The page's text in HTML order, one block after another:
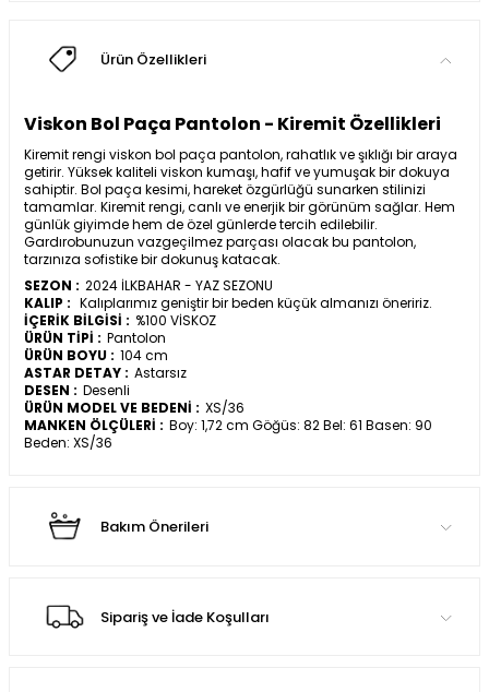
Ürün Özellikleri
Viskon Bol Paça Pantolon - Kiremit Özellikleri
Kiremit rengi viskon bol paça pantolon, rahatlık ve şıklığı bir araya
getirir. Yüksek kaliteli viskon kumaşı, hafif ve yumuşak bir dokuya
sahiptir. Bol paça kesimi, hareket özgürlüğü sunarken stilinizi
tamamlar. Kiremit rengi, canlı ve enerjik bir görünüm sağlar. Hem
günlük giyimde hem de özel günlerde tercih edilebilir.
Gardırobunuzun vazgeçilmez parçası olacak bu pantolon,
tarzınıza sofistike bir dokunuş katacak.
SEZON : 2024 İLKBAHAR - YAZ SEZONU
KALIP : Kalıplarımız geniştir bir beden küçük almanızı öneririz.
İÇERİK BİLGİSİ : %100 VİSKOZ
ÜRÜN TİPİ : Pantolon
ÜRÜN BOYU : 104 cm
ASTAR DETAY : Astarsız
DESEN : Desenli
ÜRÜN MODEL VE BEDENİ : XS/36
MANKEN ÖLÇÜLERİ : Boy: 1,72 cm Göğüs: 82 Bel: 61 Basen: 90
Beden: XS/36
Bakım Önerileri
Sipariş ve İade Koşulları